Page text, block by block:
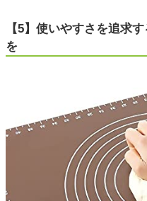
【5】使いやすさを追求
を